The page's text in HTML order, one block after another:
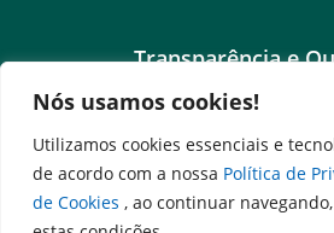
Nós usamos cookies!
Utilizamos cookies essenciais e
de acordo com a nossa Política de
de Cookies , ao continuar
Transparência e
LGPD
Goiás
Dados Abertos
SIC – Serviço de